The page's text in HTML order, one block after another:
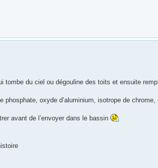
tombe du ciel ou dégouline des toits et ensuite
phosphate, oxyde d’aluminium, isotrope de
avant de l’envoyer dans le bassin